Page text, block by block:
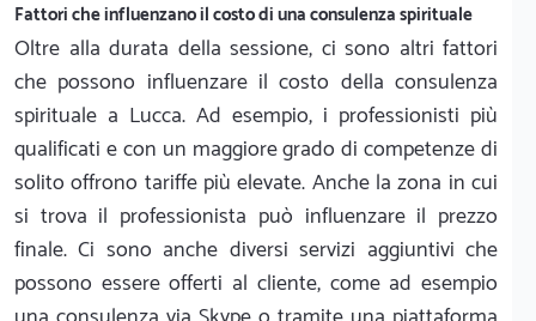
Fattori che influenzano il costo di una consulenza spirituale
Oltre alla durata della sessione, ci sono altri fattori
che possono influenzare il costo della consulenza
spirituale a Lucca. Ad esempio, i professionisti più
qualificati e con un maggiore grado di competenze di
solito offrono tariffe più elevate. Anche la zona in cui
si trova il professionista può influenzare il prezzo
finale. Ci sono anche diversi servizi aggiuntivi che
possono essere offerti al cliente, come ad esempio